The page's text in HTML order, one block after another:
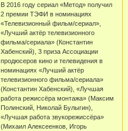
В 2016 году сериал «Метод» получил
2 премии ТЭФИ в номинациях
«Телевизионный фильм/сериал»,
«Лучший актёр телевизионного
фильма/сериала» (Константин
Хабенский), 3 приза Ассоциации
продюсеров кино и телевидения в
номинациях «Лучший актёр
телевизионного фильма/сериала»
(Константин Хабенский), «Лучшая
работа режиссёра монтажа» (Максим
Полинский, Николай Булыгин),
«Лучшая работа звукорежиссёра»
(Михаил Алексеенков, Игорь